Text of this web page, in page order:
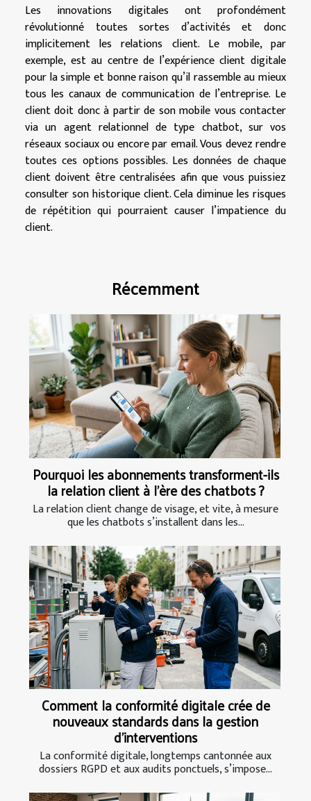
Les innovations digitales ont profondément
révolutionné toutes sortes d’activités et donc
implicitement les relations client. Le mobile, par
exemple, est au centre de l’expérience client digitale
pour la simple et bonne raison qu’il rassemble au mieux
tous les canaux de communication de l’entreprise. Le
client doit donc à partir de son mobile vous contacter
via un agent relationnel de type chatbot, sur vos
réseaux sociaux ou encore par email. Vous devez rendre
toutes ces options possibles. Les données de chaque
client doivent être centralisées afin que vous puissiez
consulter son historique client. Cela diminue les risques
de répétition qui pourraient causer l’impatience du
client.
Récemment
Pourquoi les abonnements transforment-ils
la relation client à l’ère des chatbots ?
La relation client change de visage, et vite, à mesure
que les chatbots s’installent dans les...
Comment la conformité digitale crée de
nouveaux standards dans la gestion
d’interventions
La conformité digitale, longtemps cantonnée aux
dossiers RGPD et aux audits ponctuels, s’impose...